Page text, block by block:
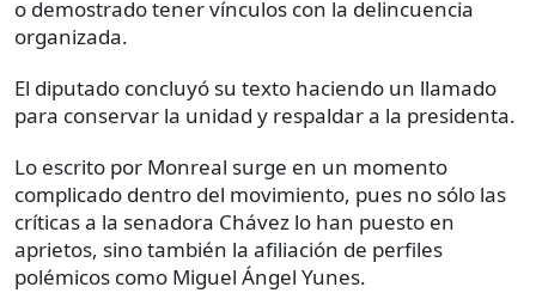
o demostrado tener vínculos con la delincuencia
organizada.
El diputado concluyó su texto haciendo un llamado
para conservar la unidad y respaldar a la presidenta.
Lo escrito por Monreal surge en un momento
complicado dentro del movimiento, pues no sólo las
críticas a la senadora Chávez lo han puesto en
aprietos, sino también la afiliación de perfiles
polémicos como Miguel Ángel Yunes.